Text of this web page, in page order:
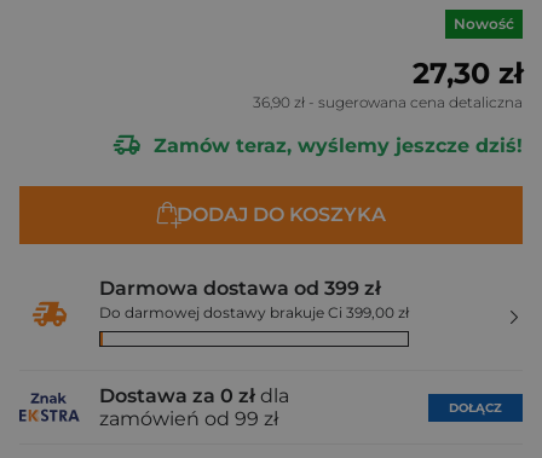
Nowość
27,30 zł
36,90 zł - sugerowana cena detaliczna
Zamów teraz, wyślemy jeszcze dziś!
DODAJ DO KOSZYKA
Darmowa dostawa od 399 zł
Do darmowej dostawy brakuje Ci 399,00 zł
Dostawa za 0 zł dla
zamówień od 99 zł
DOŁĄCZ